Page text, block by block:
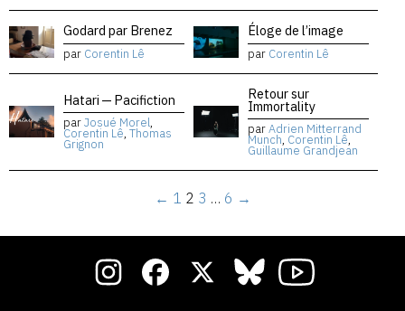
Godard par Brenez
par Corentin Lê
Éloge de l’image
par Corentin Lê
Hatari — Pacifiction
parJosué Morel,
Corentin Lê, Thomas
Grignon
Retour sur
Immortality
parAdrien Mitterrand
Munch, Corentin Lê,
Guillaume Grandjean
← 1 2 3 … 6 →